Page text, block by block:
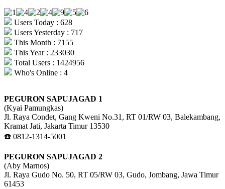
Users Today : 628
Users Yesterday : 717
This Month : 7155
This Year : 233030
Total Users : 1424956
Who's Online : 4
PEGURON SAPUJAGAD 1
(Kyai Pamungkas)
Jl. Raya Condet, Gang Kweni No.31, RT 01/RW 03, Balekambang,
Kramat Jati, Jakarta Timur 13530
☎️ 0812-1314-5001
PEGURON SAPUJAGAD 2
(Aby Marnos)
Jl. Raya Gudo No. 50, RT 05/RW 03, Gudo, Jombang, Jawa Timur
61453